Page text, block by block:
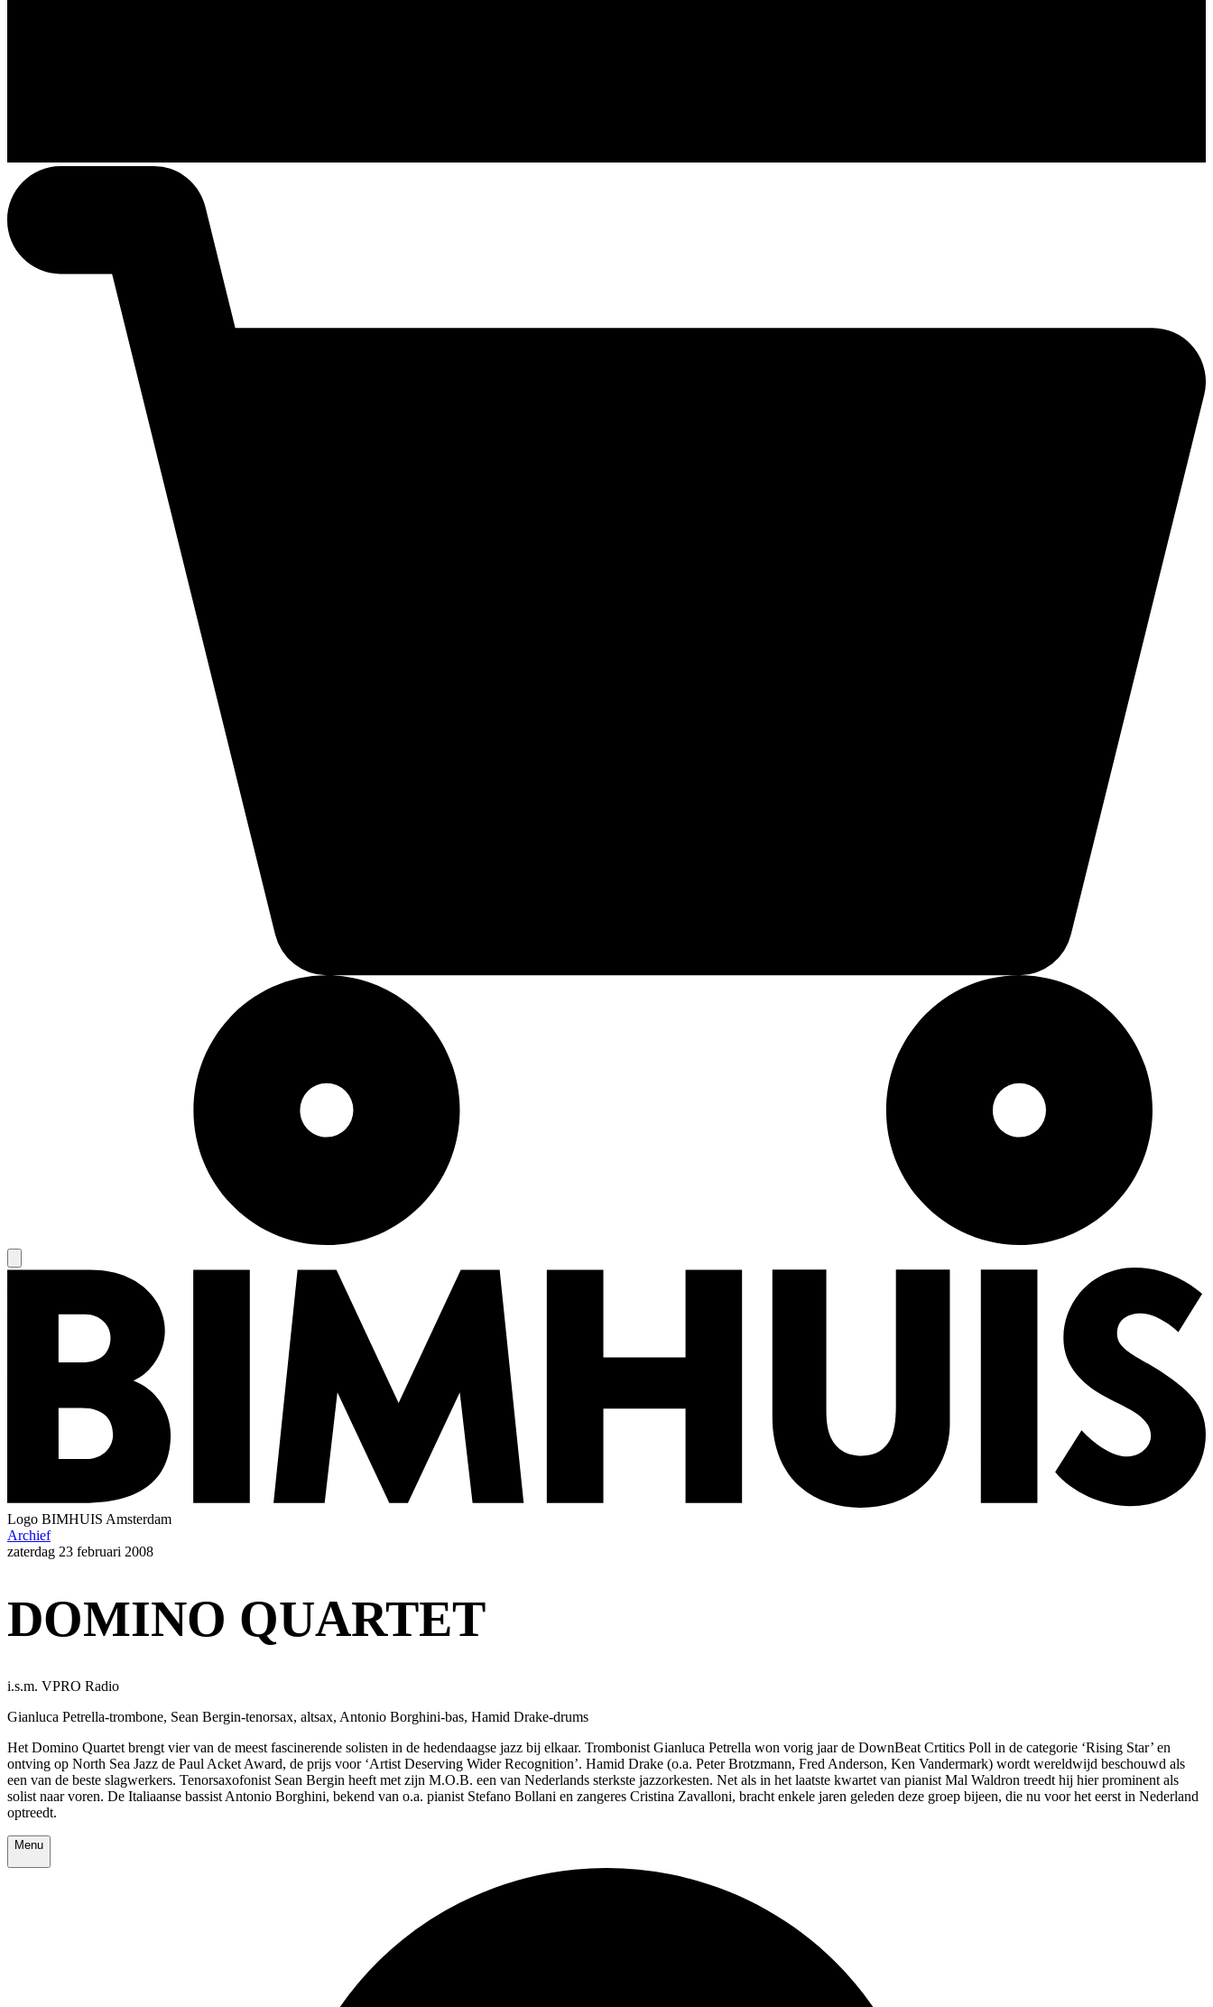
Logo BIMHUIS Amsterdam
Archief
zaterdag 23 februari 2008
DOMINO QUARTET
i.s.m. VPRO Radio
Gianluca Petrella-trombone, Sean Bergin-tenorsax, altsax, Antonio Borghini-bas, Hamid Drake-drums
Het Domino Quartet brengt vier van de meest fascinerende solisten in de hedendaagse jazz bij elkaar. Trombonist Gianluca Petrella won vorig jaar de DownBeat Crtitics Poll in de categorie ‘Rising Star’ en
ontving op North Sea Jazz de Paul Acket Award, de prijs voor ‘Artist Deserving Wider Recognition’. Hamid Drake (o.a. Peter Brotzmann, Fred Anderson, Ken Vandermark) wordt wereldwijd beschouwd als
een van de beste slagwerkers. Tenorsaxofonist Sean Bergin heeft met zijn M.O.B. een van Nederlands sterkste jazzorkesten. Net als in het laatste kwartet van pianist Mal Waldron treedt hij hier prominent als
solist naar voren. De Italiaanse bassist Antonio Borghini, bekend van o.a. pianist Stefano Bollani en zangeres Cristina Zavalloni, bracht enkele jaren geleden deze groep bijeen, die nu voor het eerst in Nederland
optreedt.
Menu